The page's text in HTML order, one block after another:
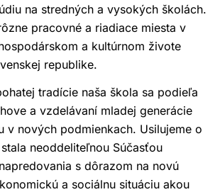
na stredných a vysokých školách.
pracovné a riadiace miesta v
a kultúrnom živote
republike.
tradície naša škola sa podieľa
a vzdelávaní mladej generácie
v nových podmienkach. Usilujeme o
neoddeliteľnou Súčasťou
s dôrazom na novú
a sociálnu situáciu akou